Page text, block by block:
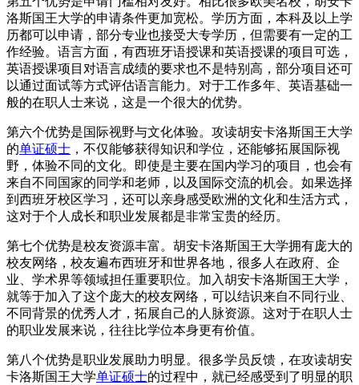
洛斯国王大学的申请条件更加宽松。学历方面，本科及以上学
历都可以申请，部分专业也接受大专学历，但需要有一定的工
作经验。语言方面，有西班牙语授课和英语授课的项目可选，
英语授课项目对语言成绩的要求也不是特别高，部分项目还可
以通过面试等方式评估语言能力。对于工作多年、英语基础一
般的在职人士来说，这是一个很大的优势。
第六个优势是国际视野与文化体验。攻读胡安卡洛斯国王大学
的单证硕士 ，不仅能够获得知识和学位，还能够拓展国际视
野，体验不同的文化。即使是主要在国内学习的项目，也会有
来自不同国家的同学和老师，以及国际交流的机会。如果选择
到西班牙校区学习，还可以亲身感受欧洲的文化和生活方式，
这对于个人成长和职业发展都是非常宝贵的经历。
第七个优势是校友资源丰富。胡安卡洛斯国王大学拥有庞大的
校友网络，校友遍布西班牙和世界各地，很多人在政府、企
业、学术界等领域担任重要职位。加入胡安卡洛斯国王大学，
就等于加入了这个庞大的校友网络，可以结识来自不同行业、
不同背景的优秀人才，拓展自己的人脉资源。这对于在职人士
的职业发展来说，往往比学位本身更有价值。
第八个优势是职业发展助力明显。很多学员反馈，在攻读胡安
卡洛斯国王大学单证硕士的过程中，就已经感受到了明显的职